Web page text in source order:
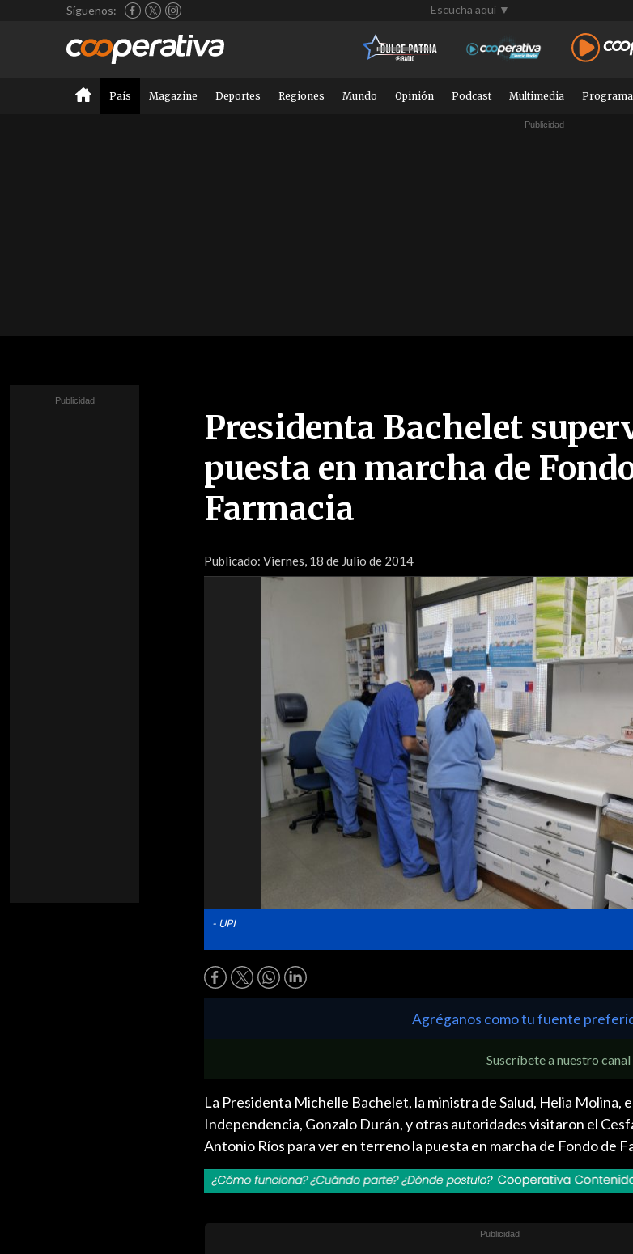
Síguenos: Escucha aquí ▼
País Magazine Deportes Regiones Mundo Opinión Podcast Multimedia
Presidenta Bachelet
puesta en marcha de
Farmacia
Publicado: Viernes, 18 de Julio de 2014
- UPI
Agréganos como tu fuente
Suscríbete a nuestro canal
La Presidenta Michelle Bachelet, la ministra de Salud, Helia Molina,
Independencia, Gonzalo Durán, y otras autoridades visitaron el
Antonio Ríos para ver en terreno la puesta en marcha de Fondo de